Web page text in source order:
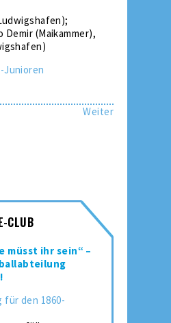
(Maikammer),
Junioren
Weiter
CLUB
müsst ihr sein“ –
für den 1860-